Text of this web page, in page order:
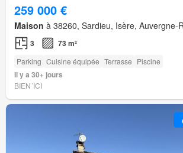
259 000 €
Maison à 38260, Sardieu, Isère, Auvergne-
3 73 m²
Parking Cuisine équipée Terrasse Piscine
Il y a 30+ jours
BIEN´ICI